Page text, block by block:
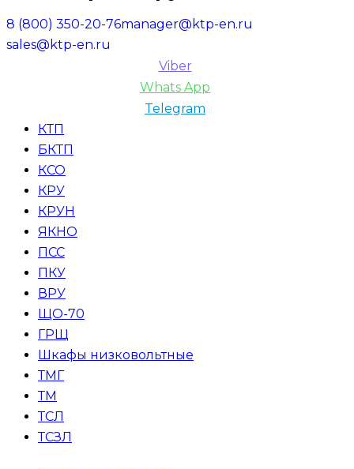
8 (800) 350-20-76manager@ktp-en.ru
sales@ktp-en.ru
Viber
Whats App
Telegram
КТП
БКТП
КСО
КРУ
КРУН
ЯКНО
ПСС
ПКУ
ВРУ
ЩО-70
ГРЩ
Шкафы низковольтные
ТМГ
ТМ
ТСЛ
ТСЗЛ